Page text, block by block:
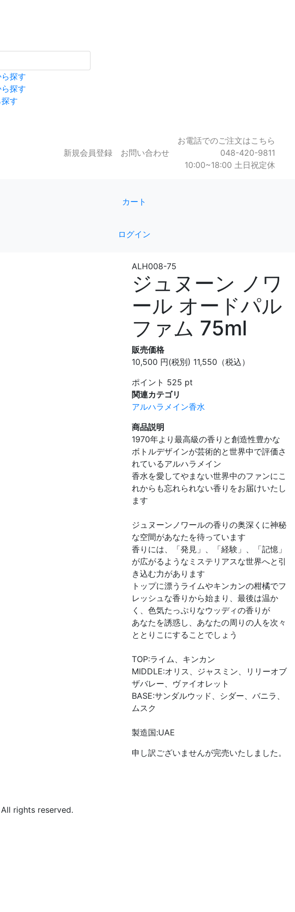
探す
探す
す
新規会員登録 お問い合わせ
お電話でのご注文はこちら
048-420-9811
10:00~18:00 土日祝定休
カート
ログイン
ALH008-75
ジュヌーン ノワ
ール オードパル
ファム 75ml
販売価格
10,500 円(税別) 11,550（税込）
ポイント 525 pt
関連カテゴリ
アルハラメイン香水
商品説明
1970年より最高級の香りと創造性豊かな
ボトルデザインが芸術的と世界中で評価さ
れているアルハラメイン
香水を愛してやまない世界中のファンにこ
れからも忘れられない香りをお届けいたし
ます
ジュヌーンノワールの香りの奥深くに神秘
な空間があなたを待っています
香りには、「発見」、「経験」、「記憶」
が広がるようなミステリアスな世界へと引
き込む力があります
トップに漂うライムやキンカンの柑橘でフ
レッシュな香りから始まり、最後は温か
く、色気たっぷりなウッディの香りが
あなたを誘惑し、あなたの周りの人を次々
ととりこにすることでしょう
TOP:ライム、キンカン
MIDDLE:オリス、ジャスミン、リリーオブ
ザバレー、ヴァイオレット
BASE:サンダルウッド、シダー、バニラ、
ムスク
製造国:UAE
申し訳ございませんが完売いたしました。
rights reserved.